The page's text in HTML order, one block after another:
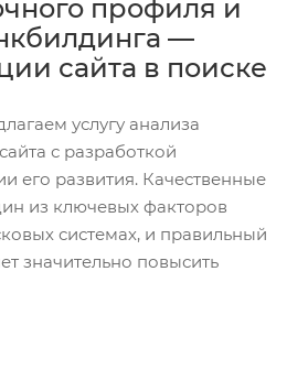
профиля и
—
сайта в поиске
услугу анализа
с разработкой
его развития. Качественные
из ключевых факторов
системах, и правильный
значительно повысить